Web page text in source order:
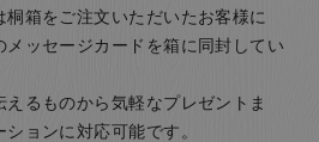
箱をご注文いただいたお客様に
ッセージカードを箱に同封してい
るものから気軽なプレゼントま
ョンに対応可能です。